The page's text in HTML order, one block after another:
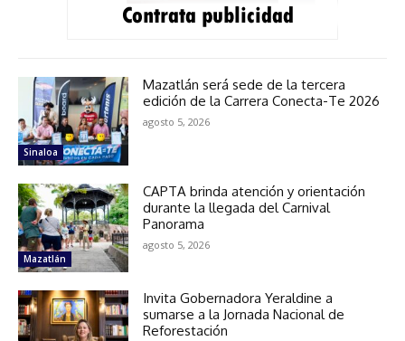
Sinaloa
Mazatlán será sede de la tercera
edición de la Carrera Conecta-Te 2026
agosto 5, 2026
Mazatlán
CAPTA brinda atención y orientación
durante la llegada del Carnival
Panorama
agosto 5, 2026
Invita Gobernadora Yeraldine a
sumarse a la Jornada Nacional de
Reforestación